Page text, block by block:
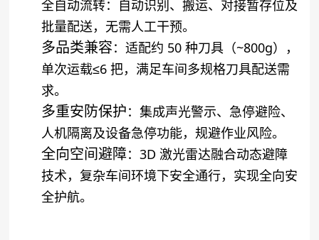
全自动流转：自动识别、搬运、对接暂存位及
批量配送，无需人工干预。
多品类兼容：适配约 50 种刀具（~800g），
单次运载≤6 把，满足车间多规格刀具配送需
求。
多重安防保护：集成声光警示、急停避险、
人机隔离及设备急停功能，规避作业风险。
全向空间避障：3D 激光雷达融合动态避障
技术，复杂车间环境下安全通行，实现全向安
全护航。